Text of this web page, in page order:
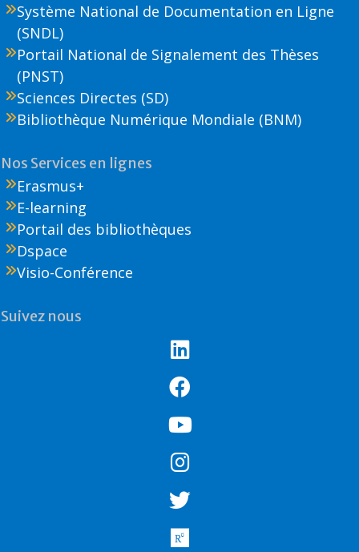
Système National de Documentation en Ligne
(SNDL)
Portail National de Signalement des Thèses
(PNST)
Sciences Directes (SD)
Bibliothèque Numérique Mondiale (BNM)
Nos Services en lignes
Erasmus+
E-learning
Portail des bibliothèques
Dspace
Visio-Conférence
Suivez nous